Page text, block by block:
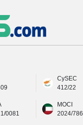
CySEC
412/22
0081
MOCI
2024/786